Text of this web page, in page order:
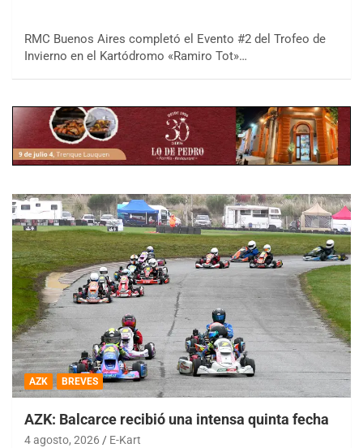
RMC Buenos Aires completó el Evento #2 del Trofeo de
Invierno en el Kartódromo «Ramiro Tot»…
AZK BREVES
AZK: Balcarce recibió una intensa quinta fecha
4 agosto, 2026 E-Kart